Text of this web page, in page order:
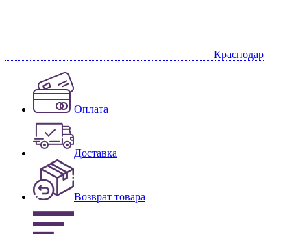
Краснодар
Оплата
Доставка
Возврат товара